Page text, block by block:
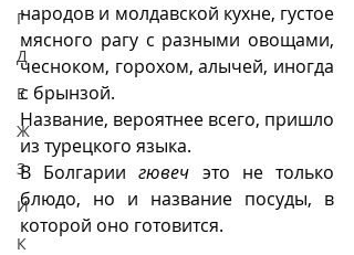
Г
Д
Е
Ж
З
И
К
народов и молдавской кухне, густое
мясного рагу с разными овощами,
чесноком, горохом, алычей, иногда
с брынзой.
Название, вероятнее всего, пришло
из турецкого языка.
В Болгарии гювеч это не только
блюдо, но и название посуды, в
которой оно готовится.